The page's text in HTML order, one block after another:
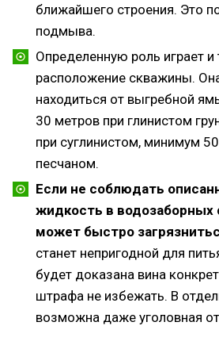
ближайшего строения. Это
подмыва.
Определенную роль играет и
расположение скважины.
находиться от выгребной
30 метров при глинистом
при суглинистом, минимум
песчаном.
Если не соблюдать
жидкость в водозаборных
может быстро
станет непригодной для
будет доказана вина
штрафа не избежать. В
возможна даже уголовная